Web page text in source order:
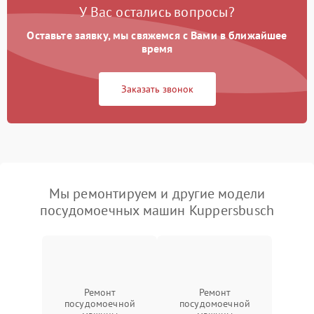
У Вас остались вопросы?
Оставьте заявку, мы свяжемся с Вами в ближайшее
время
Заказать звонок
Мы ремонтируем и другие модели
посудомоечных машин Kuppersbusch
Ремонт
посудомоечной
Ремонт
посудомоечной